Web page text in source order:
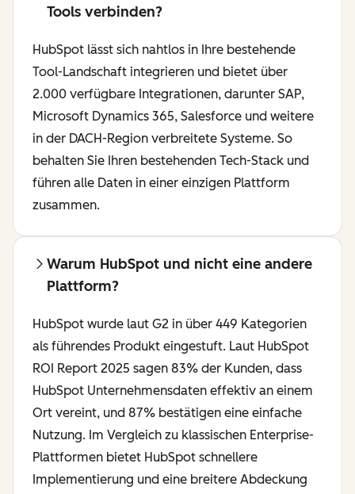
Tools verbinden?
HubSpot lässt sich nahtlos in Ihre bestehende
Tool-Landschaft integrieren und bietet über
2.000 verfügbare Integrationen, darunter SAP,
Microsoft Dynamics 365, Salesforce und weitere
in der DACH-Region verbreitete Systeme. So
behalten Sie Ihren bestehenden Tech-Stack und
führen alle Daten in einer einzigen Plattform
zusammen.
Warum HubSpot und nicht eine andere
Plattform?
HubSpot wurde laut G2 in über 449 Kategorien
als führendes Produkt eingestuft. Laut HubSpot
ROI Report 2025 sagen 83% der Kunden, dass
HubSpot Unternehmensdaten effektiv an einem
Ort vereint, und 87% bestätigen eine einfache
Nutzung. Im Vergleich zu klassischen Enterprise-
Plattformen bietet HubSpot schnellere
Implementierung und eine breitere Abdeckung